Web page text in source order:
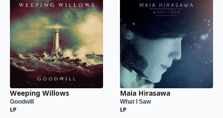
Weeping Willows
Goodwill
LP
Maia Hirasawa
What I Saw
LP